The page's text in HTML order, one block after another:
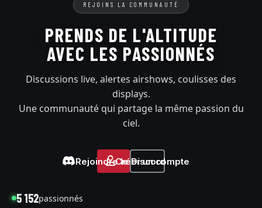
REJOINS LA COMMUNAUTÉ
PRENDS DE L'ALTITUDE
AVEC LES PASSIONNÉS
Discussions live, alertes airshows, coulisses des
displays.
Une communauté qui partage la même passion du
ciel.
Rejoindre le Discord
Créer un compte
5 152passionnés